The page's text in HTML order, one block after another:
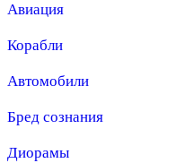
Авиация
Корабли
Автомобили
Бред сознания
Диорамы